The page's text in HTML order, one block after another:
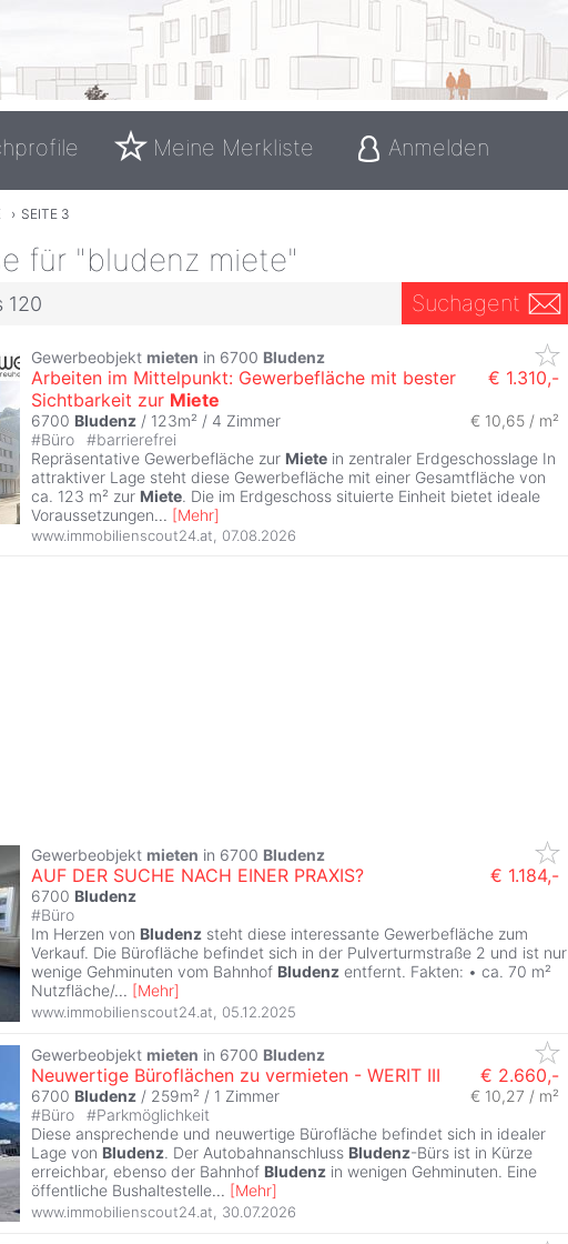
Meine Merkliste Anmelden
› SEITE 3
für "bludenz miete"
120 Suchagent
Gewerbeobjekt mieten in 6700 Bludenz
Arbeiten im Mittelpunkt: Gewerbefläche mit bester
Sichtbarkeit zur Miete
€ 1.310,-
6700 Bludenz / 123m² / 4 Zimmer
€ 10,65 / m²
#Büro #barrierefrei
Repräsentative Gewerbefläche zur Miete in zentraler Erdgeschosslage In
attraktiver Lage steht diese Gewerbefläche mit einer Gesamtfläche von
ca. 123 m² zur Miete. Die im Erdgeschoss situierte Einheit bietet ideale
Voraussetzungen... [Mehr]
www.immobilienscout24.at 07.08.2026
Gewerbeobjekt mieten in 6700 Bludenz
AUF DER SUCHE NACH EINER PRAXIS? € 1.184,-
6700 Bludenz
#Büro
Im Herzen von Bludenz steht diese interessante Gewerbefläche zum
Verkauf. Die Bürofläche befindet sich in der Pulverturmstraße 2 und ist nur
wenige Gehminuten vom Bahnhof Bludenz entfernt. Fakten: • ca. 70 m²
Nutzfläche/... [Mehr]
www.immobilienscout24.at 05.12.2025
Gewerbeobjekt mieten in 6700 Bludenz
Neuwertige Büroflächen zu vermieten - WERIT III € 2.660,-
6700 Bludenz / 259m² / 1 Zimmer
€ 10,27 / m²
#Büro #Parkmöglichkeit
Diese ansprechende und neuwertige Bürofläche befindet sich in idealer
Lage von Bludenz. Der Autobahnanschluss Bludenz-Bürs ist in Kürze
erreichbar, ebenso der Bahnhof Bludenz in wenigen Gehminuten. Eine
öffentliche Bushaltestelle... [Mehr]
www.immobilienscout24.at 30.07.2026